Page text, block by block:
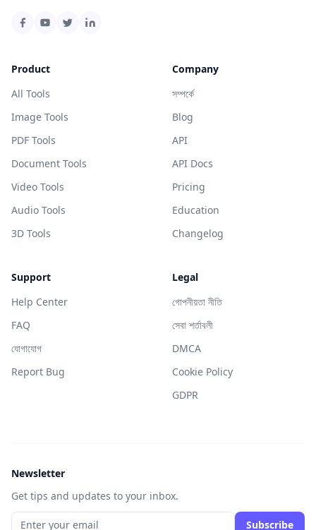
Product
All Tools
Image Tools
PDF Tools
Document Tools
Video Tools
Audio Tools
3D Tools
Company
সম্পর্কে
Blog
API
API Docs
Pricing
Education
Changelog
Support
Help Center
FAQ
যোগাযোগ
Report Bug
Legal
গোপনীয়তা নীতি
সেবা শর্তাবলী
DMCA
Cookie Policy
GDPR
Newsletter
Get tips and updates to your inbox.
Subscribe